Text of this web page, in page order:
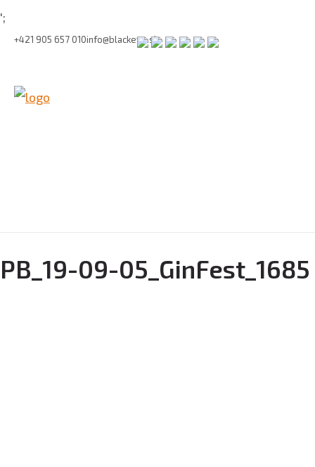
';
+421 905 657 010info@blackeye.sk
PB_19-09-05_GinFest_1685